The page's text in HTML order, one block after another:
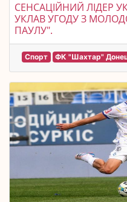
СЕНСАЦІЙНИЙ ЛІДЕР
УКЛАВ УГОДУ З
ПАУЛУ".
Спорт ФК "Шахтар"